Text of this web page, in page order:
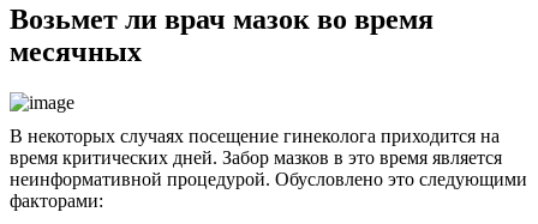
Возьмет ли врач мазок во время
месячных
В некоторых случаях посещение гинеколога приходится на
время критических дней. Забор мазков в это время является
неинформативной процедурой. Обусловлено это следующими
факторами: